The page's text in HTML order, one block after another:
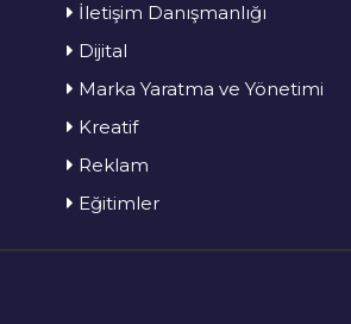
İletişim Danışmanlığı
Dijital
Marka Yaratma ve Yönetimi
Kreatif
Reklam
Eğitimler